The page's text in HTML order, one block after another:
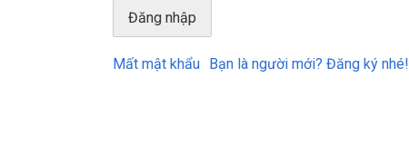
Mất mật khẩu Bạn là người mới? Đăng ký nhé!